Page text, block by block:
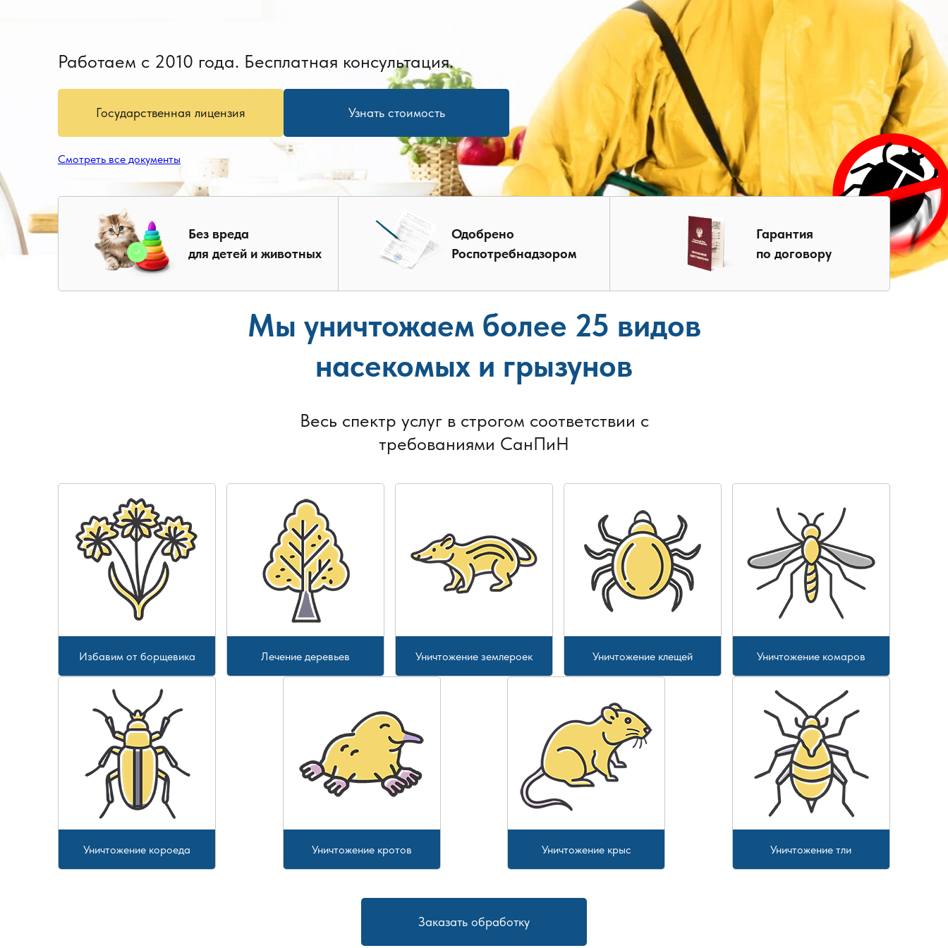
Работаем с 2010 года. Бесплатная консультация.
Государственная лицензия Узнать стоимость
Смотреть все документы
Без вреда
для детей и животных
Одобрено
Роспотребнадзором
Гарантия
по договору
Мы уничтожаем более 25 видов
насекомых и грызунов
Весь спектр услуг в строгом соответствии с
требованиями СанПиН
Избавим от борщевика Лечение деревьев Уничтожение землероек Уничтожение клещей Уничтожение комаров
Уничтожение короеда Уничтожение кротов Уничтожение крыс Уничтожение тли
Заказать обработку